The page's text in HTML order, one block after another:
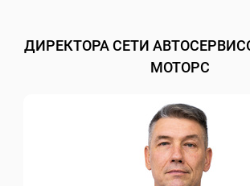
ДИРЕКТОРА СЕТИ
МОТОРС